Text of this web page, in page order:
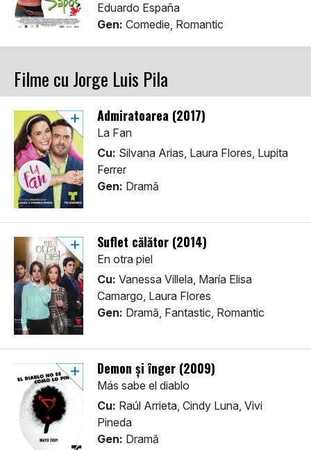
Eduardo España
Gen: Comedie, Romantic
Filme cu Jorge Luis Pila
Admiratoarea (2017)
La Fan
Cu: Silvana Arias, Laura Flores, Lupita
Ferrer
Gen: Dramă
Suflet călător (2014)
En otra piel
Cu: Vanessa Villela, María Elisa
Camargo, Laura Flores
Gen: Dramă, Fantastic, Romantic
Demon și înger (2009)
Más sabe el diablo
Cu: Raúl Arrieta, Cindy Luna, Vivi
Pineda
Gen: Dramă